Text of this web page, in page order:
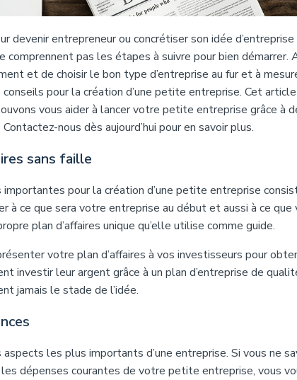
devenir entrepreneur ou concrétiser son idée
comprennent pas les étapes à suivre pour bien démarrer.
et de choisir le bon type d’entreprise au fur et à
pour la création d’une petite entreprise. Cet
vous aider à lancer votre petite entreprise grâce à
nous dès aujourd’hui pour en savoir plus.
sans faille
importantes pour la création d’une petite entreprise
à ce que sera votre entreprise au début et aussi à ce que
plan d’affaires unique qu’elle utilise comme guide.
votre plan d’affaires à vos investisseurs pour
investir leur argent grâce à un plan d’entreprise de
jamais le stade de l’idée.
aspects les plus importants d’une entreprise. Si vous ne
dépenses courantes de votre petite entreprise, vous